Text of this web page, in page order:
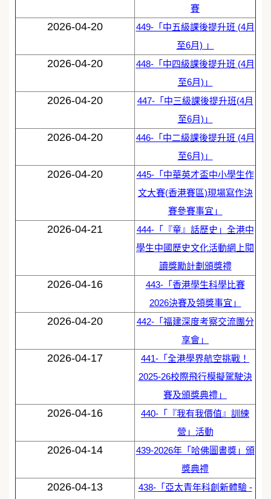
賽
2026-04-20
449-「中五級課後提升班 (4月
至6月) 」
2026-04-20
448-「中四級課後提升班 (4月
至6月)」
2026-04-20
447-「中三級課後提升班(4月
至6月)」
2026-04-20
446-「中二級課後提升班 (4月
至6月)」
2026-04-20
445-「中華英才盃中小學生作
文大賽(香港賽區)現場寫作決
賽參賽事宜」
2026-04-21
444-「『童』話歷史」全港中
學生中國歷史文化活動網上閱
讀獎勵計劃頒獎禮
2026-04-16
443-「香港學生科學比賽
2026決賽及領獎事宜」
2026-04-20
442-「福建深度考察交流團分
享會」
2026-04-17
441-「全港學界航空挑戰！
2025-26校際飛行模擬駕駛決
賽及頒獎典禮」
2026-04-16
440-「『我有我價值』訓練
營」活動
2026-04-14
439-2026年「哈佛圖書獎」頒
獎典禮
2026-04-13
438-「亞太青年科創新體驗 -